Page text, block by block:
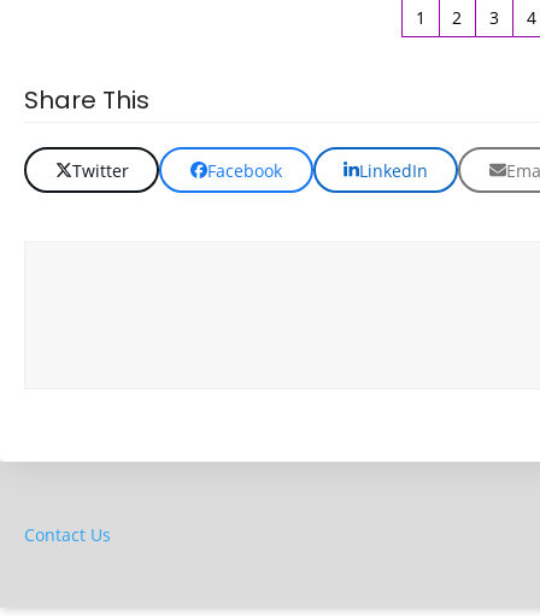
1 2 3 4
Share This
Twitter Facebook LinkedIn
Contact Us